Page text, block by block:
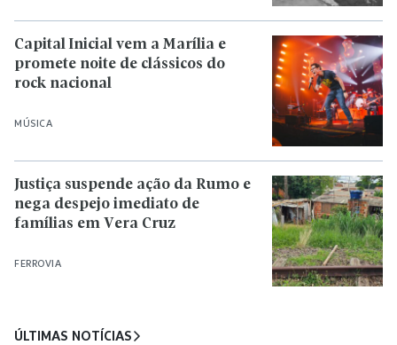
MÚSICA
Capital Inicial vem a Marília e
promete noite de clássicos do
rock nacional
FERROVIA
Justiça suspende ação da Rumo e
nega despejo imediato de
famílias em Vera Cruz
ÚLTIMAS NOTÍCIAS